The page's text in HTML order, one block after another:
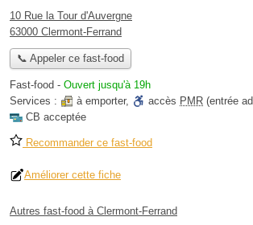
10 Rue la Tour d'Auvergne
63000 Clermont-Ferrand
📞 Appeler ce fast-food
Fast-food - Ouvert jusqu'à 19h
Services :
à emporter, accès PMR (entrée
CB acceptée
Recommander ce fast-food
Améliorer cette fiche
Autres fast-food à Clermont-Ferrand